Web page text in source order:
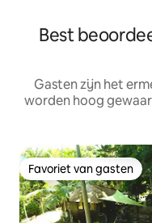
Best
Gasten zijn het
worden hoog
Favoriet van gasten
Favoriet van gasten